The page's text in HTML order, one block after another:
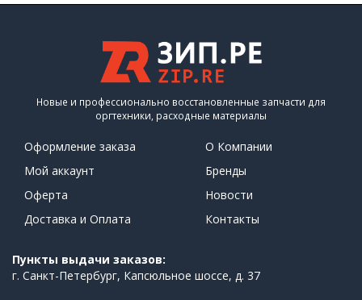
Новые и профессионально восстановленные запчасти для
оргтехники, расходные материалы
Оформление заказа
Мой аккаунт
Оферта
Доставка и Оплата
О Компании
Бренды
Новости
Контакты
Пункты выдачи заказов:
г. Санкт-Петербург, Капсюльное шоссе, д. 37